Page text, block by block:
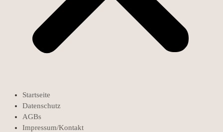
Startseite
Datenschutz
AGBs
Impressum/Kontakt